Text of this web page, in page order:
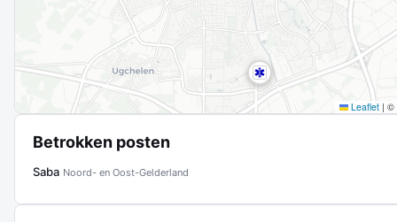
Leaflet | ©
Betrokken posten
Saba Noord- en Oost-Gelderland